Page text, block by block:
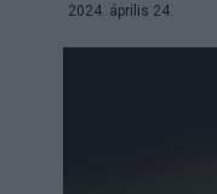
2024. április 24.